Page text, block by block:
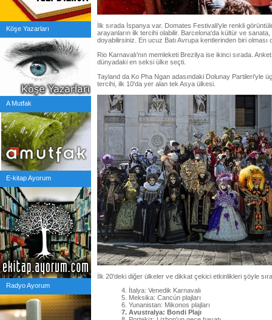
Köşe Yazarları
A Mutfak
E-kitap Ayorum
Radyo Ayorum
İlk sırada İspanya var. Domates Festivali'yle renkli
arayanların ilk tercihi olabilir. Barcelona'da kültür ve
doyabilirsiniz. En ucuz Batı Avrupa kentlerinden biri olması
Rio Karnavalı'nın memleketi Brezilya ise ikinci sırada.
dünyadaki en seksi ülke seçti.
Tayland da Ko Pha Ngan adasındaki Dolunay Partileri'yle
tercihi, ilk 10'da yer alan tek Asya ülkesi.
İlk 20'deki diğer ülkeler ve dikkat çekici etkinlikleri şöyle
4. İtalya: Venedik Karnavalı
5. Meksika: Cancún plajları
6. Yunanistan: Mikonos plajları
7. Avustralya: Bondi Plajı